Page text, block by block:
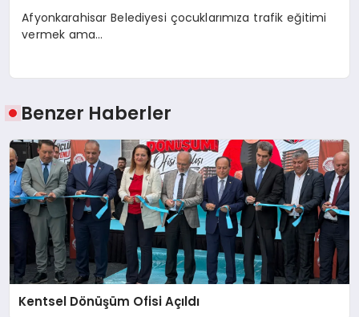
MAGAZIN
TEKNOLOJI
Afyonkarahisar Belediyesi çocuklarımıza trafik eğitimi
vermek ama…
Benzer Haberler
Kentsel Dönüşüm Ofisi Açıldı